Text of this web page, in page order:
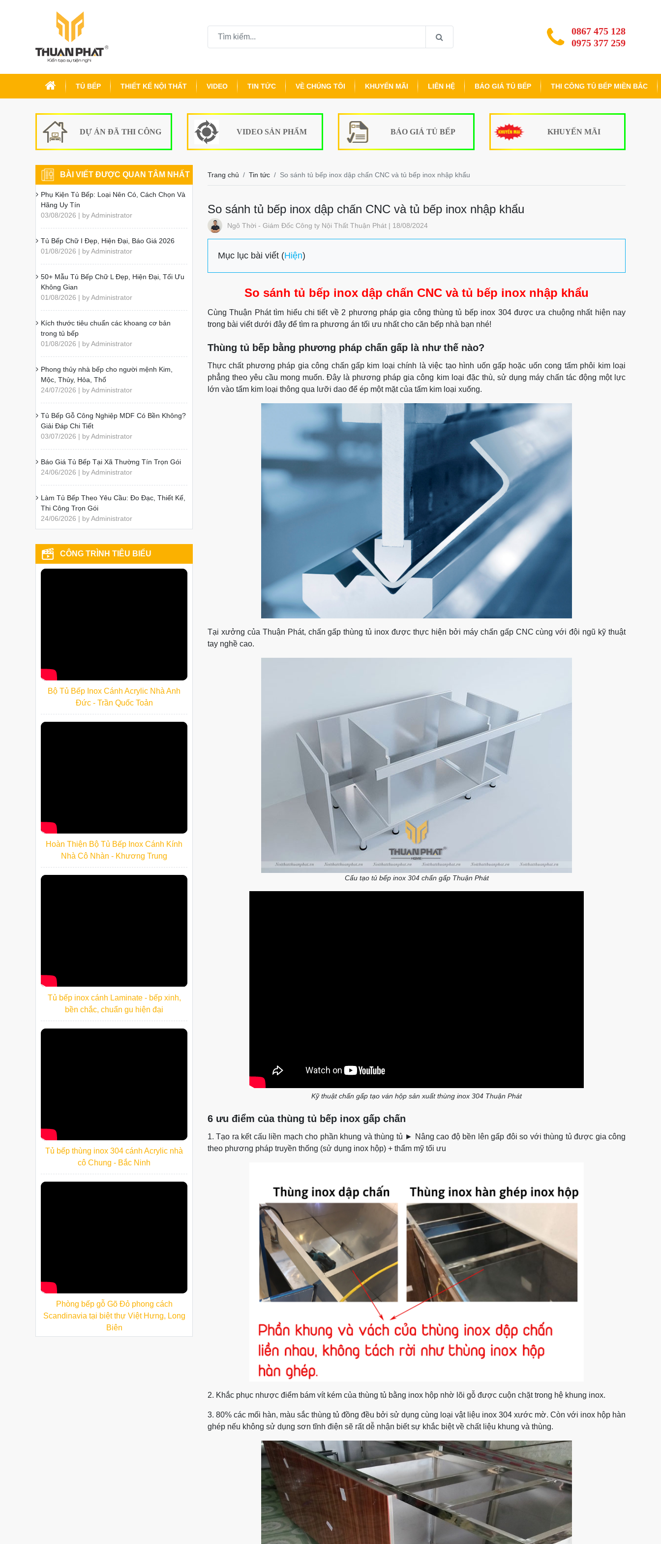
0867 475 128
0975 377 259
TỦ BẾP THIẾT KẾ NỘI THẤT VIDEO TIN TỨC VỀ CHÚNG TÔI KHUYẾN MÃI LIÊN HỆ BÁO GIÁ TỦ BẾP THI CÔNG TỦ BẾP MIỀN BẮC
DỰ ÁN ĐÃ THI CÔNG VIDEO SẢN PHẨM BÁO GIÁ TỦ BẾP KHUYẾN MÃI
Trang chủ Tin tức So sánh tủ bếp inox dập chấn CNC và tủ bếp inox nhập khẩu
So sánh tủ bếp inox dập chấn CNC và tủ bếp inox nhập khẩu
Ngô Thời - Giám Đốc Công ty Nội Thất Thuận Phát | 18/08/2024
Mục lục bài viết (Hiện)
So sánh tủ bếp inox dập chấn CNC và tủ bếp inox nhập khẩu
Cùng Thuận Phát tìm hiểu chi tiết về 2 phương pháp gia công thùng tủ bếp inox 304 được ưa chuộng nhất hiện nay
trong bài viết dưới đây để tìm ra phương án tối ưu nhất cho căn bếp nhà bạn nhé!
Thùng tủ bếp bằng phương pháp chấn gấp là như thế nào?
Thực chất phương pháp gia công chấn gấp kim loại chính là việc tạo hình uốn gấp hoặc uốn cong tấm phôi kim loại
phẳng theo yêu cầu mong muốn. Đây là phương pháp gia công kim loại đặc thù, sử dụng máy chấn tác động một lực
lớn vào tấm kim loại thông qua lưỡi dao để ép một mặt của tấm kim loại xuống.
Tại xưởng của Thuận Phát, chấn gấp thùng tủ inox được thực hiện bởi máy chấn gấp CNC cùng với đội ngũ kỹ thuật
tay nghề cao.
Cấu tạo tủ bếp inox 304 chấn gấp Thuận Phát
Kỹ thuật chấn gấp tạo ván hộp sản xuất thùng inox 304 Thuận Phát
6 ưu điểm của thùng tủ bếp inox gấp chấn
1. Tạo ra kết cấu liền mạch cho phần khung và thùng tủ ► Nâng cao độ bền lên gấp đôi so với thùng tủ được gia công
theo phương pháp truyền thống (sử dụng inox hộp) + thẩm mỹ tối ưu
2. Khắc phục nhược điểm bám vít kém của thùng tủ bằng inox hộp nhờ lõi gỗ được cuộn chặt trong hệ khung inox.
3. 80% các mối hàn, màu sắc thùng tủ đồng đều bởi sử dụng cùng loại vật liệu inox 304 xước mờ. Còn với inox hộp hàn
ghép nếu không sử dụng sơn tĩnh điện sẽ rất dễ nhận biết sự khắc biệt về chất liệu khung và thùng.
BÀI VIẾT ĐƯỢC QUAN TÂM NHẤT
Phụ Kiện Tủ Bếp: Loại Nên Có, Cách Chọn Và
Hãng Uy Tín
03/08/2026 | by Administrator
Tủ Bếp Chữ I Đẹp, Hiện Đại, Báo Giá 2026
01/08/2026 | by Administrator
50+ Mẫu Tủ Bếp Chữ L Đẹp, Hiện Đại, Tối Ưu
Không Gian
01/08/2026 | by Administrator
Kích thước tiêu chuẩn các khoang cơ bản
trong tủ bếp
01/08/2026 | by Administrator
Phong thủy nhà bếp cho người mệnh Kim,
Mộc, Thủy, Hỏa, Thổ
24/07/2026 | by Administrator
Tủ Bếp Gỗ Công Nghiệp MDF Có Bền Không?
Giải Đáp Chi Tiết
03/07/2026 | by Administrator
Báo Giá Tủ Bếp Tại Xã Thường Tín Trọn Gói
24/06/2026 | by Administrator
Làm Tủ Bếp Theo Yêu Cầu: Đo Đạc, Thiết Kế,
Thi Công Trọn Gói
24/06/2026 | by Administrator
CÔNG TRÌNH TIÊU BIỂU
Bộ Tủ Bếp Inox Cánh Acrylic Nhà Anh
Đức - Trần Quốc Toản
Hoàn Thiện Bộ Tủ Bếp Inox Cánh Kính
Nhà Cô Nhàn - Khương Trung
Tủ bếp inox cánh Laminate - bếp xinh,
bền chắc, chuẩn gu hiện đại
Tủ bếp thùng inox 304 cánh Acrylic nhà
cô Chung - Bắc Ninh
Phòng bếp gỗ Gõ Đỏ phong cách
Scandinavia tại biệt thự Việt Hưng, Long
Biên